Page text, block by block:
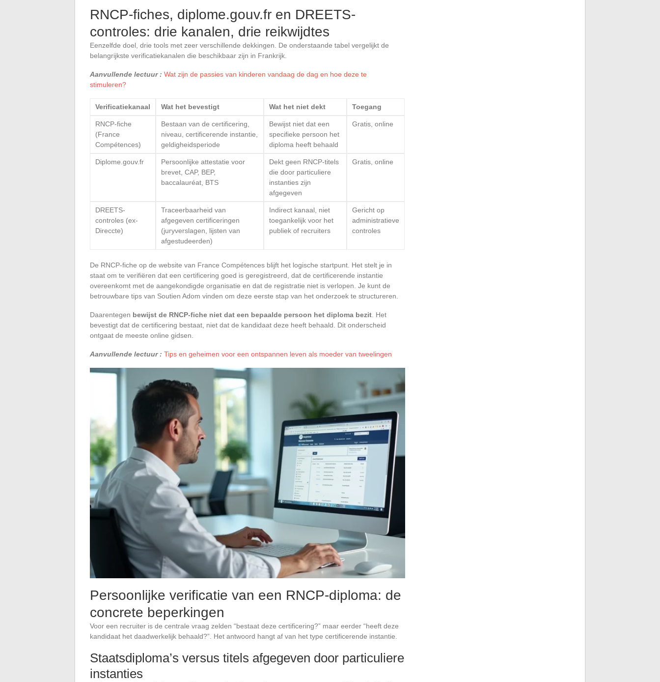
RNCP-fiches, diplome.gouv.fr en DREETS-
controles: drie kanalen, drie reikwijdtes
Eenzelfde doel, drie tools met zeer verschillende dekkingen. De onderstaande tabel vergelijkt de
belangrijkste verificatiekanalen die beschikbaar zijn in Frankrijk.
Aanvullende lectuur : Wat zijn de passies van kinderen vandaag de dag en hoe deze te
stimuleren?
Verificatiekanaal Wat het bevestigt Wat het niet dekt Toegang
RNCP-fiche
(France
Compétences)
Bestaan van de certificering,
niveau, certificerende instantie,
geldigheidsperiode
Bewijst niet dat een
specifieke persoon het
diploma heeft behaald
Gratis, online
Diplome.gouv.fr
Persoonlijke attestatie voor
brevet, CAP, BEP,
baccalauréat, BTS
Dekt geen RNCP-titels
die door particuliere
instanties zijn
afgegeven
Gratis, online
DREETS-
controles (ex-
Direccte)
Traceerbaarheid van
afgegeven certificeringen
(juryverslagen, lijsten van
afgestudeerden)
Indirect kanaal, niet
toegankelijk voor het
publiek of recruiters
Gericht op
administratieve
controles
De RNCP-fiche op de website van France Compétences blijft het logische startpunt. Het stelt je in
staat om te verifiëren dat een certificering goed is geregistreerd, dat de certificerende instantie
overeenkomt met de aangekondigde organisatie en dat de registratie niet is verlopen. Je kunt de
betrouwbare tips van Soutien Adom vinden om deze eerste stap van het onderzoek te structureren.
Daarentegen bewijst de RNCP-fiche niet dat een bepaalde persoon het diploma bezit . Het
bevestigt dat de certificering bestaat, niet dat de kandidaat deze heeft behaald. Dit onderscheid
ontgaat de meeste online gidsen.
Aanvullende lectuur : Tips en geheimen voor een ontspannen leven als moeder van tweelingen
Persoonlijke verificatie van een RNCP-diploma: de
concrete beperkingen
Voor een recruiter is de centrale vraag zelden “bestaat deze certificering?” maar eerder “heeft deze
kandidaat het daadwerkelijk behaald?”. Het antwoord hangt af van het type certificerende instantie.
Staatsdiploma’s versus titels afgegeven door particuliere
instanties